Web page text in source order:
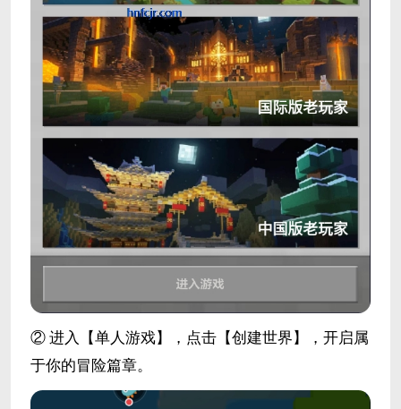
② 进入【单人游戏】，点击【创建世界】，开启属
于你的冒险篇章。